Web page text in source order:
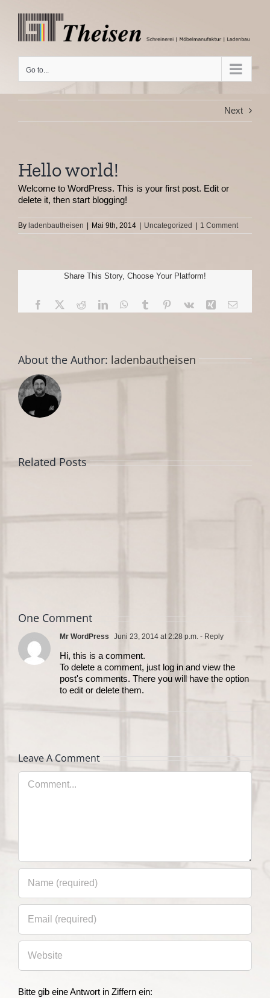
Go to...
Next
Hello world!
Welcome to WordPress. This is your first post. Edit or
delete it, then start blogging!
By ladenbautheisen Mai 9th, 2014 Uncategorized 1 Comment
Share This Story, Choose Your Platform!
Facebook RedditLinkedInWhatsApp
Tumblr Pinterest
Vk Xing Email
About the Author: ladenbautheisen
Related Posts
One Comment
Mr WordPress Juni 23, 2014 at 2:28 p.m. - Reply
Hi, this is a comment.
To delete a comment, just log in and view the
post's comments. There you will have the option
to edit or delete them.
Leave A Comment
Comment
Bitte gib eine Antwort in Ziffern ein: